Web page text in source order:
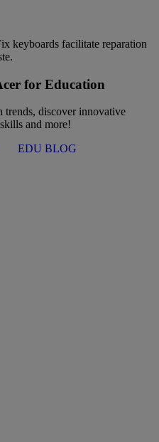
keyboards facilitate reparation
for Education
trends, discover innovative
and more!
EDU BLOG